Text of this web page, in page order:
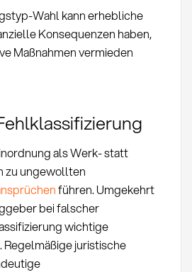
Wahl kann erhebliche
Konsequenzen haben,
Maßnahmen vermieden
als Werk- statt
zu ungewollten
führen. Umgekehrt
bei falscher
wichtige
juristische